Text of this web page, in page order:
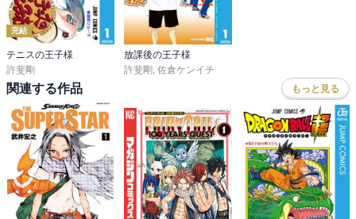
完結
テニスの王子様
許斐剛
放課後の王子様
許斐剛 佐倉ケンイチ
関連する作品 もっと見る